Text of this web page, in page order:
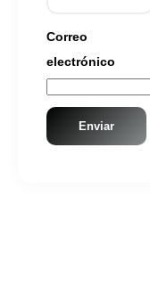
Correo
electrónico